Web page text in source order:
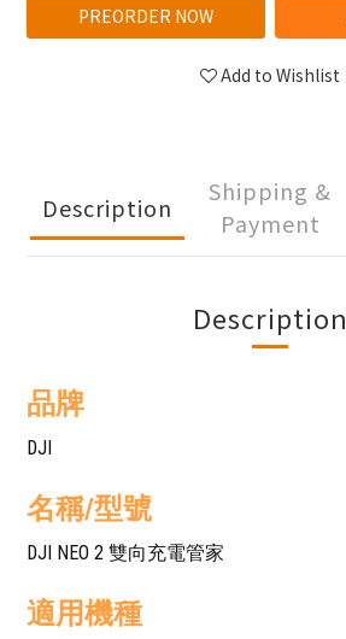
PREORDER NOW
Add to Wishlist
Description
Shipping &
Payment
Description
品牌
DJI
名稱/型號
DJI NEO 2 雙向充電管家
適用機種